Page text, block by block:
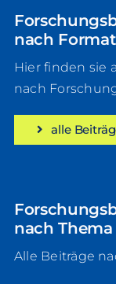
nach
Hier finden sie
nach
alle
nach
Alle Beiträge